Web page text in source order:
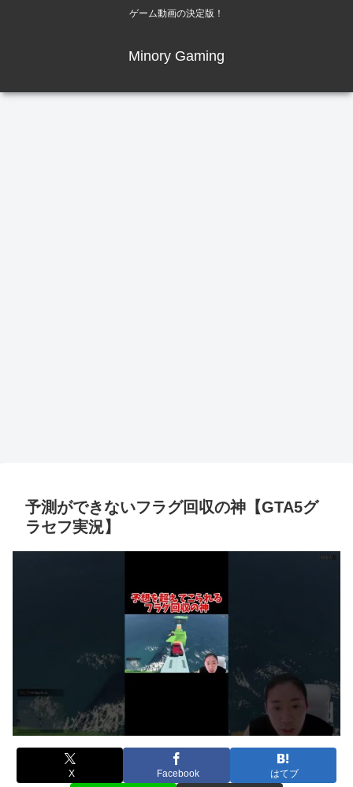
ゲーム動画の決定版！
Minory Gaming
予測ができないフラグ回収の神【GTA5グ
ラセフ実況】
X Facebook はてブ